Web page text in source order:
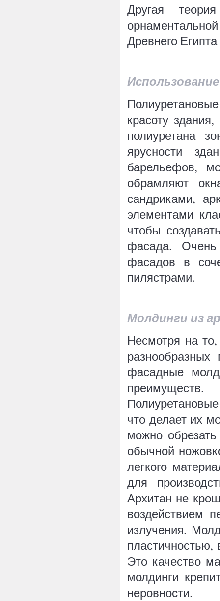
Другая
Древнего
красоту
полиуретана
ярусности
барельефов,
обрамляют
сандриками,
элементами
чтобы
фасада. Очень
фасадов в
пилястрами.
Молдинги из
Несмотря на
разнообразных
фасадные
преимуществ.
что делает их
можно
обычной
легкого
для
Архитан не
воздействием
излучения.
пластичностью,
Это качество
молдинги
неровности.